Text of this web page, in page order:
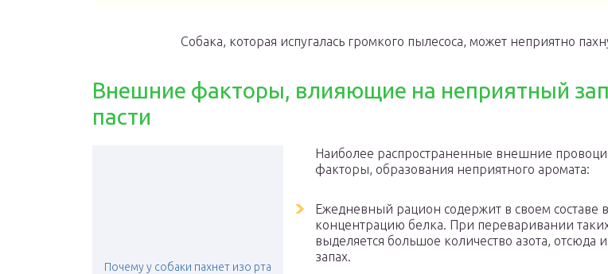
Собака, которая испугалась громкого пылесоса, может неприятно
Внешние факторы, влияющие на неприятный
пасти
Почему у собаки пахнет изо рта
Наиболее распространенные внешние
факторы, образования неприятного аромата:
Ежедневный рацион содержит в своем составе
концентрацию белка. При переваривании
выделяется большое количество азота, отсюда
запах.